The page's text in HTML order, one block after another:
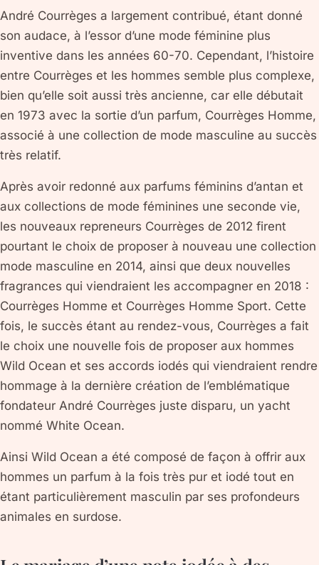
André Courrèges a largement contribué, étant donné
son audace, à l’essor d’une mode féminine plus
inventive dans les années 60-70. Cependant, l’histoire
entre Courrèges et les hommes semble plus complexe,
bien qu’elle soit aussi très ancienne, car elle débutait
en 1973 avec la sortie d’un parfum, Courrèges Homme,
associé à une collection de mode masculine au succès
très relatif.
Après avoir redonné aux parfums féminins d’antan et
aux collections de mode féminines une seconde vie,
les nouveaux repreneurs Courrèges de 2012 firent
pourtant le choix de proposer à nouveau une collection
mode masculine en 2014, ainsi que deux nouvelles
fragrances qui viendraient les accompagner en 2018 :
Courrèges Homme et Courrèges Homme Sport. Cette
fois, le succès étant au rendez-vous, Courrèges a fait
le choix une nouvelle fois de proposer aux hommes
Wild Ocean et ses accords iodés qui viendraient rendre
hommage à la dernière création de l’emblématique
fondateur André Courrèges juste disparu, un yacht
nommé White Ocean.
Ainsi Wild Ocean a été composé de façon à offrir aux
hommes un parfum à la fois très pur et iodé tout en
étant particulièrement masculin par ses profondeurs
animales en surdose.